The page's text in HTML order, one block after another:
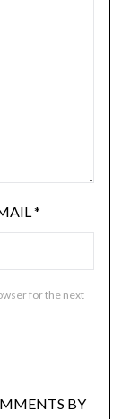
*
for the next
BY